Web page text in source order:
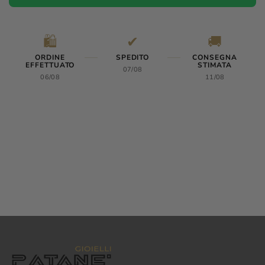
🛍️
ORDINE
EFFETTUATO
06/08
✔
SPEDITO
07/08
🚚
CONSEGNA
STIMATA
11/08